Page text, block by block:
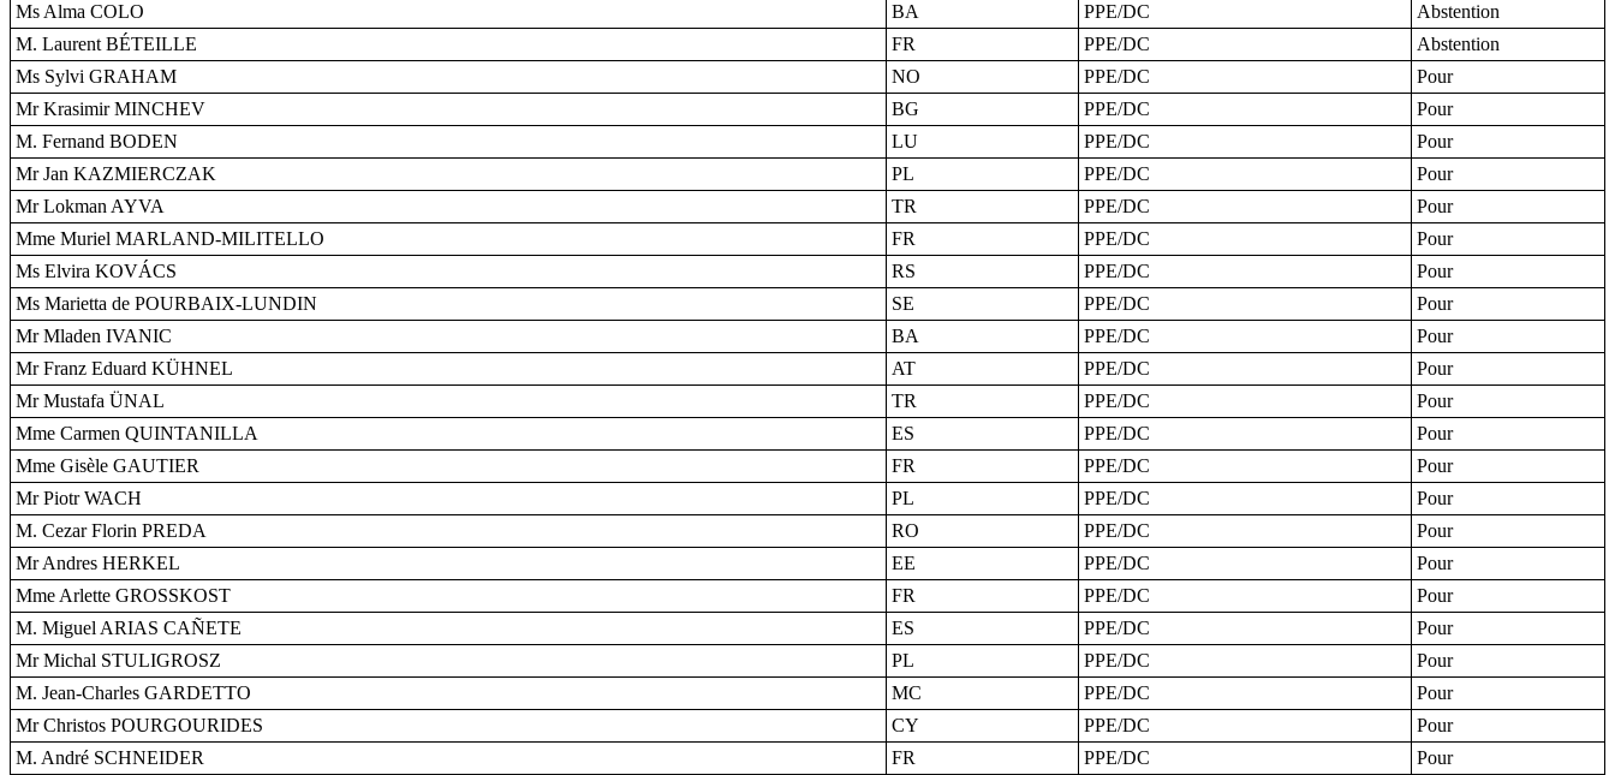
Ms Alma COLO
BA PPE/DC
Abstention
M. Laurent BÉTEILLE
FR PPE/DC
Abstention
Ms Sylvi GRAHAM
NO PPE/DC
Pour
Mr Krasimir MINCHEV
BG PPE/DC
Pour
M. Fernand BODEN
LU PPE/DC
Pour
Mr Jan KAZMIERCZAK
PL PPE/DC
Pour
Mr Lokman AYVA
TR PPE/DC
Pour
Mme Muriel MARLAND-MILITELLO
FR PPE/DC
Pour
Ms Elvira KOVÁCS
RS PPE/DC
Pour
Ms Marietta de POURBAIX-LUNDIN
SE PPE/DC
Pour
Mr Mladen IVANIC
BA PPE/DC
Pour
Mr Franz Eduard KÜHNEL
AT PPE/DC
Pour
Mr Mustafa ÜNAL
TR PPE/DC
Pour
Mme Carmen QUINTANILLA
ES PPE/DC
Pour
Mme Gisèle GAUTIER
FR PPE/DC
Pour
Mr Piotr WACH
PL PPE/DC
Pour
M. Cezar Florin PREDA
RO PPE/DC
Pour
Mr Andres HERKEL
EE PPE/DC
Pour
Mme Arlette GROSSKOST
FR PPE/DC
Pour
M. Miguel ARIAS CAÑETE
ES PPE/DC
Pour
Mr Michal STULIGROSZ
PL PPE/DC
Pour
M. Jean-Charles GARDETTO
MC PPE/DC
Pour
Mr Christos POURGOURIDES
CY PPE/DC
Pour
M. André SCHNEIDER
FR PPE/DC
Pour